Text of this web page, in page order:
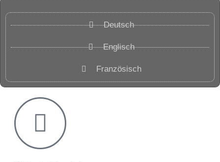
Deutsch
Englisch
Französisch